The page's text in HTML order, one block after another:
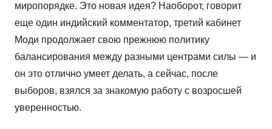
миропорядке. Это новая идея? Наоборот, говорит
еще один индийский комментатор, третий кабинет
Моди продолжает свою прежнюю политику
балансирования между разными центрами силы — и
он это отлично умеет делать, а сейчас, после
выборов, взялся за знакомую работу с возросшей
уверенностью.